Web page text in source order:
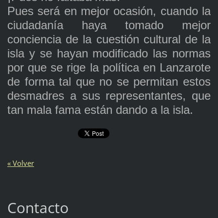
Pues será en mejor ocasión, cuando la
ciudadanía haya tomado mejor
conciencia de la cuestión cultural de la
isla y se hayan modificado las normas
por que se rige la política en Lanzarote
de forma tal que no se permitan estos
desmadres a sus representantes, que
tan mala fama están dando a la isla.
« Volver
Contacto